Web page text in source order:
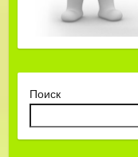
Поиск